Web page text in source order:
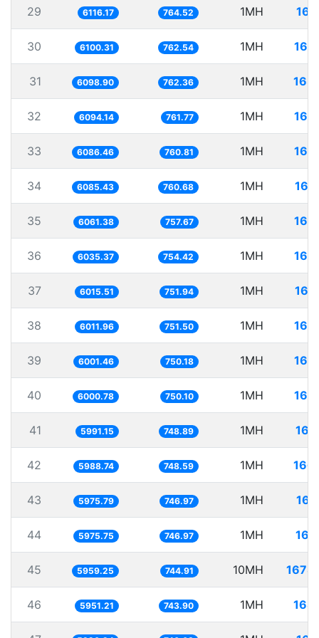
29 6116.17 764.52 1MH
30 6100.31 762.54 1MH
31 6098.90 762.36 1MH
32 6094.14 761.77 1MH
33 6086.46 760.81 1MH
34 6085.43 760.68 1MH
35 6061.38 757.67 1MH
36 6035.37 754.42 1MH
37 6015.51 751.94 1MH
38 6011.96 751.50 1MH
39 6001.46 750.18 1MH
40 6000.78 750.10 1MH
41 5991.15 748.89 1MH
42 5988.74 748.59 1MH
43 5975.79 746.97 1MH
44 5975.75 746.97 1MH
45 5959.25 744.91 10MH
46 5951.21 743.90 1MH